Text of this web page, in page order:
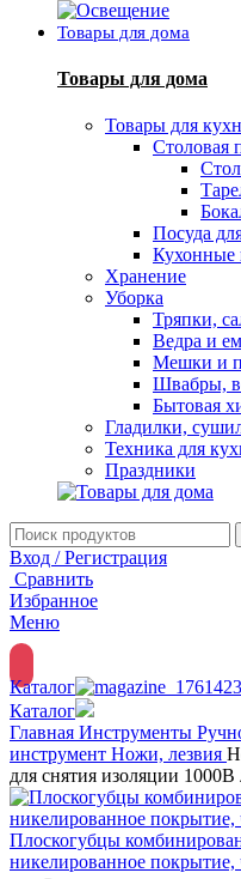
Товары для дома
Товары для дома
Товары для
Столовая
Посуда
Кухонные
Хранение
Уборка
Тряпки,
Ведра и
Мешки и
Швабры,
Бытовая
Гладилки,
Техника для
Праздники
Вход / Регистрация
Сравнить
Избранное
Меню
Каталог
Каталог
Главная Инструменты
инструмент Ножи, лезвия
для снятия изоляции
Плоскогубцы
никелированное